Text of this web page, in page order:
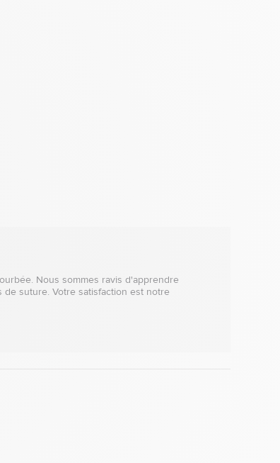
Nous sommes ravis d'apprendre
suture. Votre satisfaction est notre